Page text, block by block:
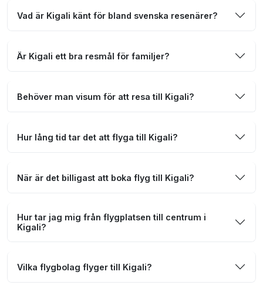
Vad är Kigali känt för bland svenska resenärer?
Är Kigali ett bra resmål för familjer?
Behöver man visum för att resa till Kigali?
Hur lång tid tar det att flyga till Kigali?
När är det billigast att boka flyg till Kigali?
Hur tar jag mig från flygplatsen till centrum i
Kigali?
Vilka flygbolag flyger till Kigali?